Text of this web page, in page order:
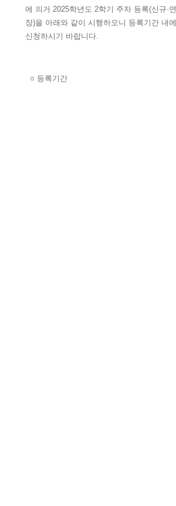
에 의거 2025학년도 2학기 주차 등록(신규·연
장)을 아래와 같이 시행하오니 등록기간 내에
신청하시기 바랍니다.
○ 등록기간